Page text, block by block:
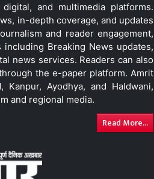
and multimedia platforms.
in-depth coverage, and updates
and reader engagement,
Breaking News updates,
news services. Readers can also
the e-paper platform. Amrit
Ayodhya, and Haldwani,
and regional media.
Read More...